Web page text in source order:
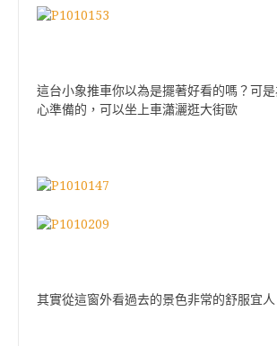
這台小象推車你以為是擺著好看的嗎？可
心準備的，可以坐上車瀟灑逛大街歐
其實從這窗外看過去的景色非常的舒服宜人